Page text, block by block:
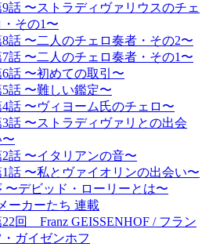
話 〜ストラディヴァリウスのチェ
・その1〜
8話 〜二人のチェロ奏者・その2〜
7話 〜二人のチェロ奏者・その1〜
話 〜初めての取引〜
話 〜難しい鑑定〜
4話 〜ヴィヨーム氏のチェロ〜
3話 〜ストラディヴァリとの出会
〜
2話 〜イタリアンの音〜
1話 〜私とヴァイオリンの出会い〜
〜デビッド・ローリーとは〜
ーカーたち 連載
22回 Franz GEISSENHOF / フラン
・ガイゼンホフ